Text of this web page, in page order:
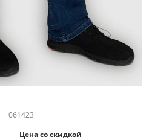
061423
Цена со скидкой